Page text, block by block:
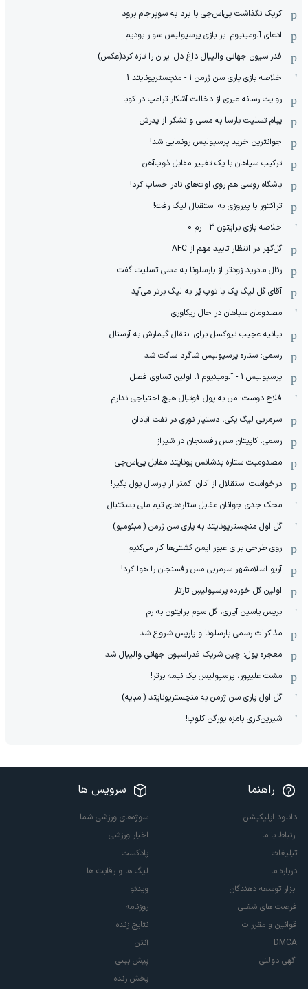
کریک نگذاشت پی‌اس‌جی با برد به سوپرجام برود
ادعای آلومینیوم: بر بازی پرسپولیس سوار بودیم
فدراسیون جهانی والیبال داغ دل ایران را تازه کرد(عکس)
خلاصه بازی پاری سن ژرمن 1 - منچستریونایتد 1
روایت رسانه عبری از دخالت آشکار ترامپ در کوبا
پیام تسلیت بارسا به مسی و تشکر از پدرش
جوانترین خرید پرسپولیس رونمایی شد!
ترکیب سپاهان با یک تغییر مقابل ذوب‌آهن
باشگاه روسی هم روی اوت‌های نادر حساب کرد!
تراکتور با پیروزی به استقبال لیگ رفت!
خلاصه بازی برایتون 3 - رم 0
گل‌گهر در انتظار تایید مهم از ‌AFC
رئال مادرید زودتر از بارسلونا به مسی تسلیت گفت
آقای گل لیگ یک با توپ پُر به لیگ برتر می‌آید
مصدومان سپاهان در حال ریکاوری
بیانیه عجیب نیوکسل برای انتقال گیمارش به آرسنال
رسمی: ستاره پرسپولیس شاگرد ساکت شد
پرسپولیس 1 - آلومینیوم 1: اولین تساوی فصل
فلاح دوست: من به پول فوتبال هیچ احتیاجی ندارم
سرمربی لیگ یکی، دستیار نوری در نفت آبادان
رسمی: کاپیتان مس رفسنجان در شیراز
مصدومیت ستاره بدشانس یونایتد مقابل پی‌اس‌جی
درخواست استقلال از آدان: کمتر از پارسال پول بگیر!
محک جدی ‌جوانان مقابل ستاره‌های تیم ملی بسکتبال
گل اول منچستریونایتد به پاری سن ژرمن (امبئومبو)
روی طرحی برای عبور ایمن کشتی‌ها کار می‌کنیم
آریو اسلامشهر سرمربی مس رفسنجان را هوا کرد!
اولین گل خورده پرسپولیسِ تارتار
بریس یاسین آیاری، گل سوم برایتون به رم
مذاکرات رسمی بارسلونا و پاریس شروع شد
معجزه پول: چین شریک فدراسیون جهانی والیبال شد
مشت علیپور، پرسپولیس یک نیمه برتر!
گل اول پاری سن ژرمن به منچستریونایتد (امبایه)
شیرین‌کاری بامزه یورگن کلوپ!
راهنما
دانلود اپلیکیشن
ارتباط با ما
تبلیغات
درباره ما
ابزار توسعه دهندگان
فرصت های شغلی
قوانین و مقررات
DMCA
آگهی دولتی
سرویس ها
سوژه‌های ورزشی شما
اخبار ورزشی
پادکست
لیگ ها و رقابت ها
ویدئو
روزنامه
نتایج زنده
آنتن
پیش بینی
پخش زنده